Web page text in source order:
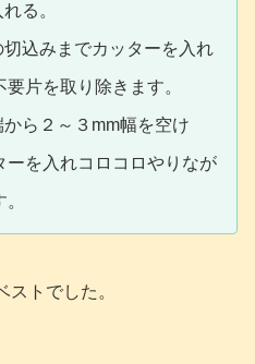
る。
込みまでカッターを入れ
片を取り除きます。
ら２～３mm幅を空け
ーを入れコロコロやりなが
ストでした。